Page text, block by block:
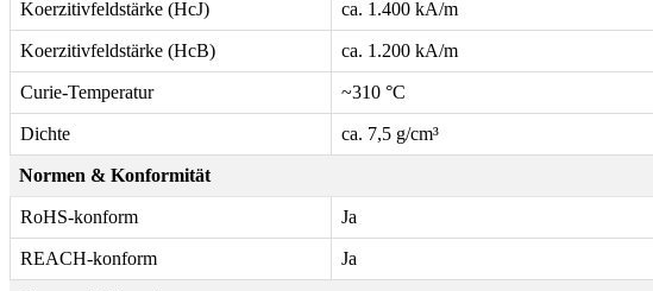
Koerzitivfeldstärke (HcJ) ca. 1.400 kA/m
Koerzitivfeldstärke (HcB) ca. 1.200 kA/m
Curie-Temperatur ~310 °C
Dichte ca. 7,5 g/cm³
Normen & Konformität
RoHS-konform Ja
REACH-konform Ja